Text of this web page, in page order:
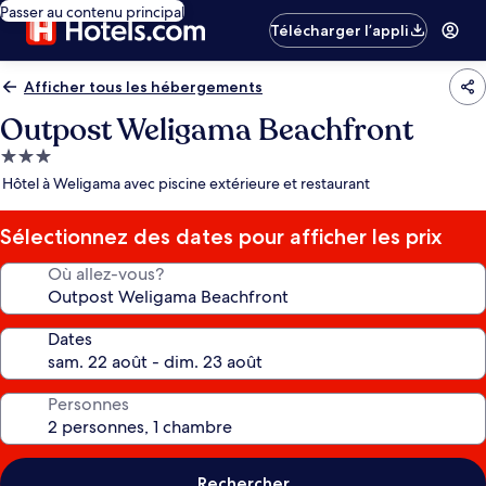
Passer au contenu principal
Télécharger l’appli
Afficher tous les hébergements
Outpost Weligama Beachfront
Hébergement
3.0 étoiles
Hôtel à Weligama avec piscine extérieure et restaurant
Sélectionnez des dates pour afficher les prix
Où allez-vous?
Dates
Personnes